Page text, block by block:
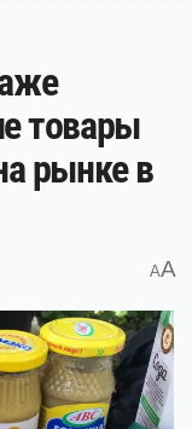
товары
рынке в
AA